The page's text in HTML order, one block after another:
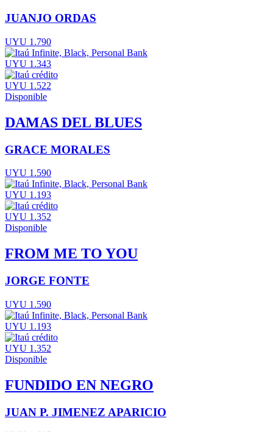
JUANJO ORDAS
UYU 1.790
UYU 1.343
UYU 1.522
Disponible
DAMAS DEL BLUES
GRACE MORALES
UYU 1.590
UYU 1.193
UYU 1.352
Disponible
FROM ME TO YOU
JORGE FONTE
UYU 1.590
UYU 1.193
UYU 1.352
Disponible
FUNDIDO EN NEGRO
JUAN P. JIMENEZ APARICIO